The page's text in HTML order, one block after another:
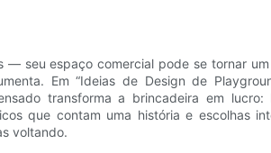
— seu espaço comercial pode se tornar
Em “Ideias de Design de
transforma a brincadeira em
que contam uma história e escolhas
voltando.